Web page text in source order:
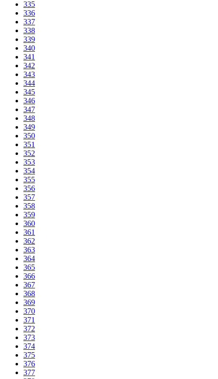
335
336
337
338
339
340
341
342
343
344
345
346
347
348
349
350
351
352
353
354
355
356
357
358
359
360
361
362
363
364
365
366
367
368
369
370
371
372
373
374
375
376
377